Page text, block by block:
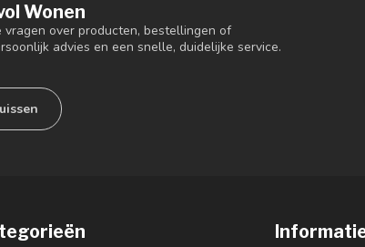
Wonen
over producten, bestellingen of
advies en een snelle, duidelijke service.